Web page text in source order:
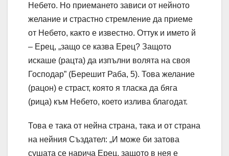
Небето. Но приемането зависи от нейното
желание и страстно стремление да приеме
от Небето, както е известно. Оттук и името й
– Ерец, „защо се казва Ерец? Защото
искаше (рацта) да изпълни волята на своя
Господар” (Берешит Раба, 5). Това желание
(рацон) е страст, която я тласка да бяга
(рица) към Небето, което излива благодат.
Това е така от нейна страна, така и от страна
на нейния Създател: „И може би затова
сушата се нарича Ерец, защото в нея е